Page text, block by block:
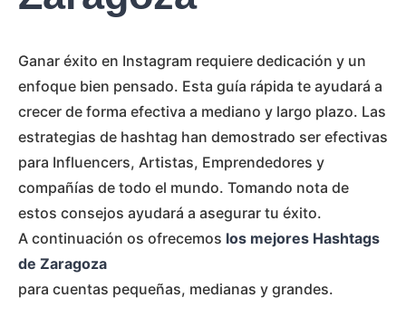
Ganar éxito en Instagram requiere dedicación y un
enfoque bien pensado. Esta guía rápida te ayudará a
crecer de forma efectiva a mediano y largo plazo. Las
estrategias de hashtag han demostrado ser efectivas
para Influencers, Artistas, Emprendedores y
compañías de todo el mundo. Tomando nota de
estos consejos ayudará a asegurar tu éxito.
A continuación os ofrecemos los mejores Hashtags
de Zaragoza
para cuentas pequeñas, medianas y grandes.